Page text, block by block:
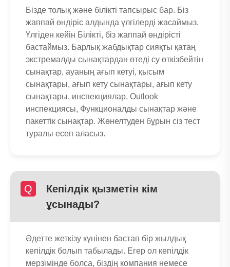
Бізде толық және білікті тапсырыс бар. Біз
жаппай өндіріс алдында үлгілерді жасаймыз.
Үлгіден кейін Білікті, біз жаппай өндірісті
бастаймыз. Барлық жабдықтар сияқты қатаң
экстремалды сынақтардан өтеді су өткізбейтін
сынақтар, ауаның ағып кетуі, қысым
сынақтары, ағып кету сынақтары, ағып кету
сынақтары, инспекциялар, Outlook
инспекциясы, Функционалды сынақтар және
пакеттік сынақтар. Жөнелтуден бұрын сіз тест
туралы есеп аласыз.
Q
Кепілдік қызметін кім
ұсынады?
Әдетте жеткізу күнінен бастап бір жылдық
кепілдік болып табылады. Егер ол кепілдік
мерзімінде болса, біздің компания немесе